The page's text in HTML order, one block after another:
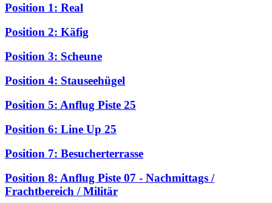
Position 1: Real
Position 2: Käfig
Position 3: Scheune
Position 4: Stauseehügel
Position 5: Anflug Piste 25
Position 6: Line Up 25
Position 7: Besucherterrasse
Position 8: Anflug Piste 07 - Nachmittags /
Frachtbereich / Militär